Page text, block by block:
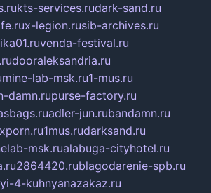
kts-services.rudark-sand.ru
x-legion.rusib-archives.ru
venda-festival.ru
dooraleksandria.ru
mine-lab-msk.ru1-mus.ru
damn.rupurse-factory.ru
adler-jun.rubandamn.ru
1mus.rudarksand.ru
msk.rualabuga-cityhotel.ru
2864420.rublagodarenie-spb.ru
4-kuhnyanazakaz.ru